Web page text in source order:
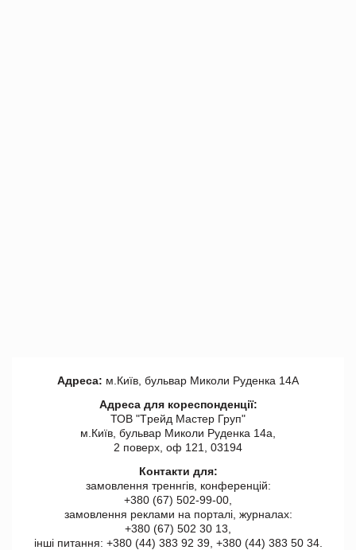
Адреса: м.Київ, бульвар Миколи Руденка 14А
Адреса для кореспонденції:
ТОВ "Tрейд Мастер Груп"
м.Київ, бульвар Миколи Руденка 14а,
2 поверх, оф 121, 03194
Контакти для:
замовлення треннгів, конференцій:
+380 (67) 502-99-00,
замовлення реклами на порталі, журналах:
+380 (67) 502 30 13,
інші питання: +380 (44) 383 92 39, +380 (44) 383 50 34.